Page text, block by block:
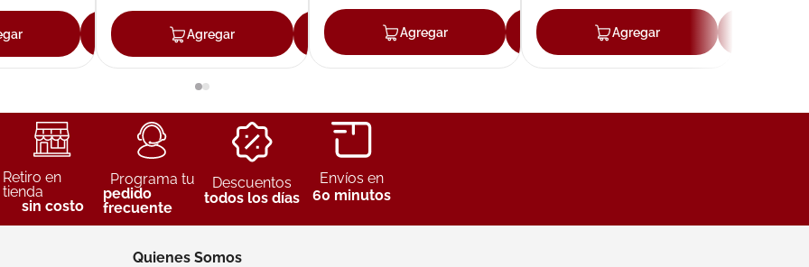
AgregarAgregar AgregarAgregar AgregarAgregar
Retiro en
tienda
sin costo
Programa tu
pedido
frecuente
Descuentos
todos los días
Envíos en
60 minutos
Quienes Somos